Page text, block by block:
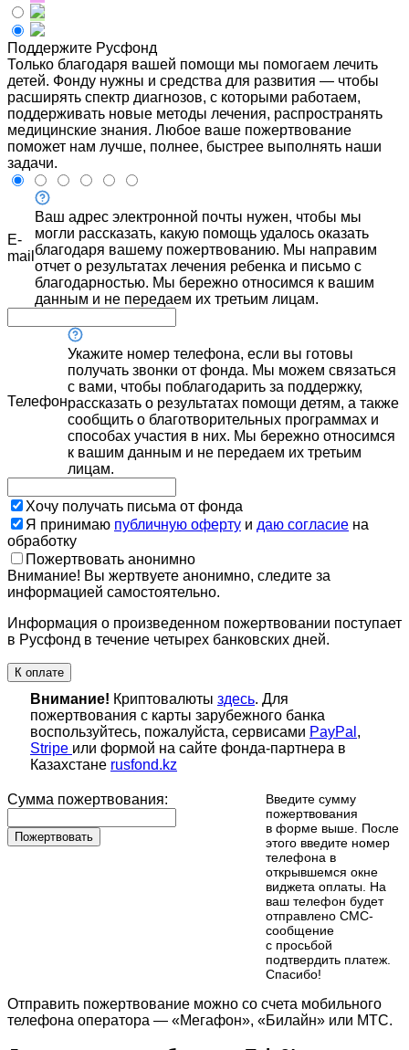
Поддержите Русфонд
Только благодаря вашей помощи мы помогаем лечить
детей. Фонду нужны и средства для развития — чтобы
расширять спектр диагнозов, с которыми работаем,
поддерживать новые методы лечения, распространять
медицинские знания. Любое ваше пожертвование
поможет нам лучше, полнее, быстрее выполнять наши
задачи.
E-
mail
Ваш адрес электронной почты нужен, чтобы мы
могли рассказать, какую помощь удалось оказать
благодаря вашему пожертвованию. Мы направим
отчет о результатах лечения ребенка и письмо с
благодарностью. Мы бережно относимся к вашим
данным и не передаем их третьим лицам.
Телефон
Укажите номер телефона, если вы готовы
получать звонки от фонда. Мы можем связаться
с вами, чтобы поблагодарить за поддержку,
рассказать о результатах помощи детям, а также
сообщить о благотворительных программах и
способах участия в них. Мы бережно относимся
к вашим данным и не передаем их третьим
лицам.
Хочу получать письма от фонда
Я принимаю публичную оферту и даю согласие на
обработку
Пожертвовать анонимно
Внимание! Вы жертвуете анонимно, следите за
информацией самостоятельно.
Информация о произведенном пожертвовании поступает
в Русфонд в течение четырех банковских дней.
К оплате
Внимание! Криптовалюты здесь. Для
пожертвования с карты зарубежного банка
воспользуйтесь, пожалуйста, сервисами PayPal ,
Stripe или формой на сайте фонда-партнера в
Казахстане rusfond.kz
Сумма пожертвования:
Пожертвовать
Введите сумму
пожертвования
в форме выше. После
этого введите номер
телефона в
открывшемся окне
виджета оплаты. На
ваш телефон будет
отправлено СМС-
сообщение
с просьбой
подтвердить платеж.
Cпасибо!
Отправить пожертвование можно со счета мобильного
телефона оператора — «Мегафон», «Билайн» или МТС.